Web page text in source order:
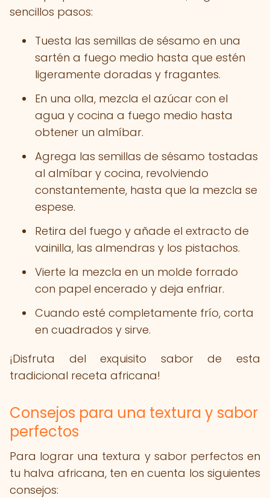
sencillos pasos:
Tuesta las semillas de sésamo en una
sartén a fuego medio hasta que estén
ligeramente doradas y fragantes.
En una olla, mezcla el azúcar con el
agua y cocina a fuego medio hasta
obtener un almíbar.
Agrega las semillas de sésamo tostadas
al almíbar y cocina, revolviendo
constantemente, hasta que la mezcla se
espese.
Retira del fuego y añade el extracto de
vainilla, las almendras y los pistachos.
Vierte la mezcla en un molde forrado
con papel encerado y deja enfriar.
Cuando esté completamente frío, corta
en cuadrados y sirve.
¡Disfruta del exquisito sabor de esta
tradicional receta africana!
Consejos para una textura y sabor
perfectos
Para lograr una textura y sabor perfectos en
tu halva africana, ten en cuenta los siguientes
consejos: